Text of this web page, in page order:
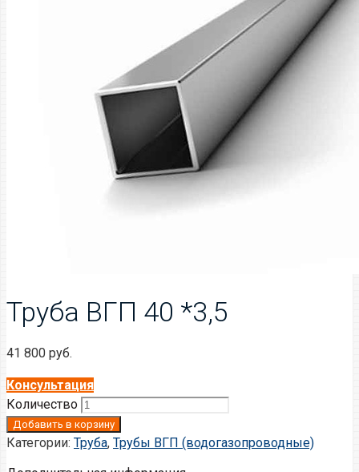
Труба ВГП 40 *3,5
41 800 руб.
Консультация
Количество
Добавить в корзину
Категории: Труба, Трубы ВГП (водогазопроводные)